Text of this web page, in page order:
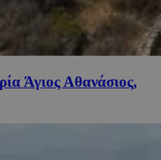
Άγιος Αθανάσιος,